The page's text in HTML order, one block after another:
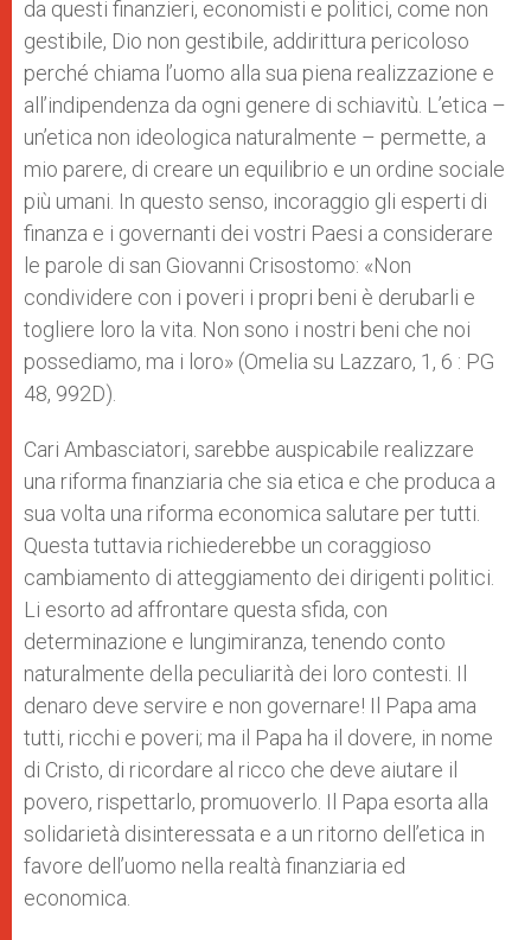
da questi finanzieri, economisti e politici, come non
gestibile, Dio non gestibile, addirittura pericoloso
perché chiama l’uomo alla sua piena realizzazione e
all’indipendenza da ogni genere di schiavitù. L’etica –
un’etica non ideologica naturalmente – permette, a
mio parere, di creare un equilibrio e un ordine sociale
più umani. In questo senso, incoraggio gli esperti di
finanza e i governanti dei vostri Paesi a considerare
le parole di san Giovanni Crisostomo: «Non
condividere con i poveri i propri beni è derubarli e
togliere loro la vita. Non sono i nostri beni che noi
possediamo, ma i loro» (Omelia su Lazzaro, 1, 6 : PG
48, 992D).
Cari Ambasciatori, sarebbe auspicabile realizzare
una riforma finanziaria che sia etica e che produca a
sua volta una riforma economica salutare per tutti.
Questa tuttavia richiederebbe un coraggioso
cambiamento di atteggiamento dei dirigenti politici.
Li esorto ad affrontare questa sfida, con
determinazione e lungimiranza, tenendo conto
naturalmente della peculiarità dei loro contesti. Il
denaro deve servire e non governare! Il Papa ama
tutti, ricchi e poveri; ma il Papa ha il dovere, in nome
di Cristo, di ricordare al ricco che deve aiutare il
povero, rispettarlo, promuoverlo. Il Papa esorta alla
solidarietà disinteressata e a un ritorno dell’etica in
favore dell’uomo nella realtà finanziaria ed
economica.